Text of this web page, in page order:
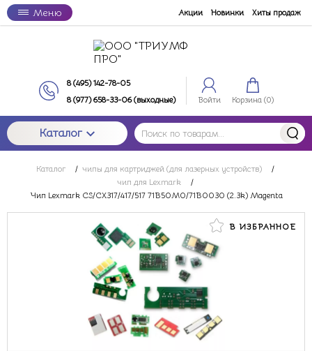
Меню Акции Новинки Хиты продаж
8 (495) 142-78-05
8 (977) 658-33-06 (выходные)
Войти Корзина (0)
Каталог
Каталог / чипы для картриджей (для лазерных устройств)
/
чип для Lexmark
/
Чип Lexmark CS/CX317/417/517 71B50M0/71B0030 (2.3k) Magenta
В ИЗБРАННОЕ